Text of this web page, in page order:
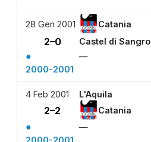
28 Gen 2001 Catania
2–0 Castel di Sangro
●
—
2000-2001
4 Feb 2001 L'Aquila
2–2 Catania
●
—
2000-2001